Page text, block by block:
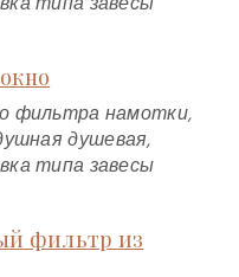
фильтра намотки,
душевая,
типа завесы
фильтр из